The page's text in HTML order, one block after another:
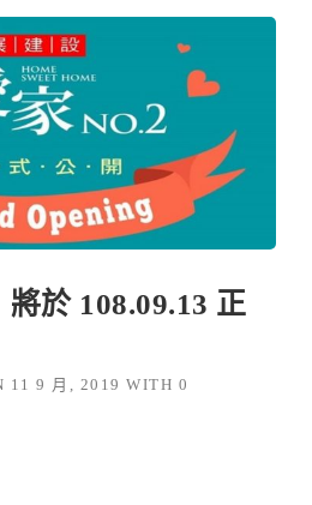
將於 108.09.13 正
11 9 月, 2019 WITH 0